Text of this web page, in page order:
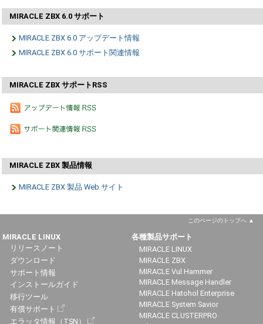
MIRACLE ZBX 6.0 サポート
MIRACLE ZBX 6.0 アップデート情報
MIRACLE ZBX 6.0 サポート関連情報
MIRACLE ZBX サポートRSS
MIRACLE ZBX 製品情報
MIRACLE ZBX 製品 Web サイト
このページのトップへ
MIRACLE LINUX
リリースノート
ダウンロード
サポート情報
インストールガイド
移行ツール
有償サポート
エラッタ情報（TSN）
各種製品サポート
MIRACLE LINUX
MIRACLE ZBX
MIRACLE Vul Hammer
MIRACLE Message Handler
MIRACLE Hatohol Enterprise
MIRACLE System Savior
MIRACLE CLUSTERPRO